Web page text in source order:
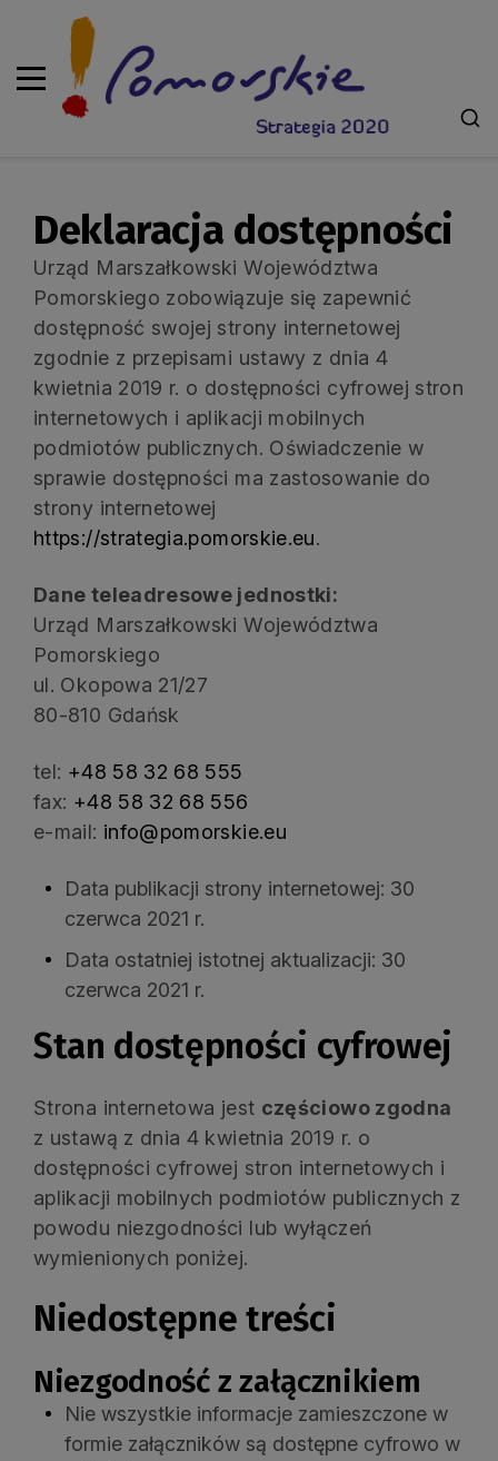
Deklaracja dostępności
Deklaracja dostępności
Urząd Marszałkowski Województwa
Pomorskiego zobowiązuje się zapewnić
dostępność swojej strony internetowej
zgodnie z przepisami ustawy z dnia 4
kwietnia 2019 r. o dostępności cyfrowej stron
internetowych i aplikacji mobilnych
podmiotów publicznych. Oświadczenie w
sprawie dostępności ma zastosowanie do
strony internetowej
https://strategia.pomorskie.eu.
Dane teleadresowe jednostki:
Urząd Marszałkowski Województwa
Pomorskiego
ul. Okopowa 21/27
80-810 Gdańsk
tel: +48 58 32 68 555
fax: +48 58 32 68 556
e-mail: info@pomorskie.eu
Data publikacji strony internetowej: 30
czerwca 2021 r.
Data ostatniej istotnej aktualizacji: 30
czerwca 2021 r.
Stan dostępności cyfrowej
Strona internetowa jest częściowo zgodna
z ustawą z dnia 4 kwietnia 2019 r. o
dostępności cyfrowej stron internetowych i
aplikacji mobilnych podmiotów publicznych z
powodu niezgodności lub wyłączeń
wymienionych poniżej.
Niedostępne treści
Niezgodność z załącznikiem
Nie wszystkie informacje zamieszczone w
formie załączników są dostępne cyfrowo w